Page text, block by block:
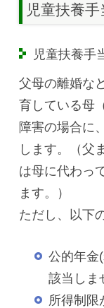
児童扶養手
児童扶養手
父母の離婚な
育している母
障害の場合に
します。（父
は母に代わっ
ます。）
ただし、以下
公的年金
該当しま
所得制限